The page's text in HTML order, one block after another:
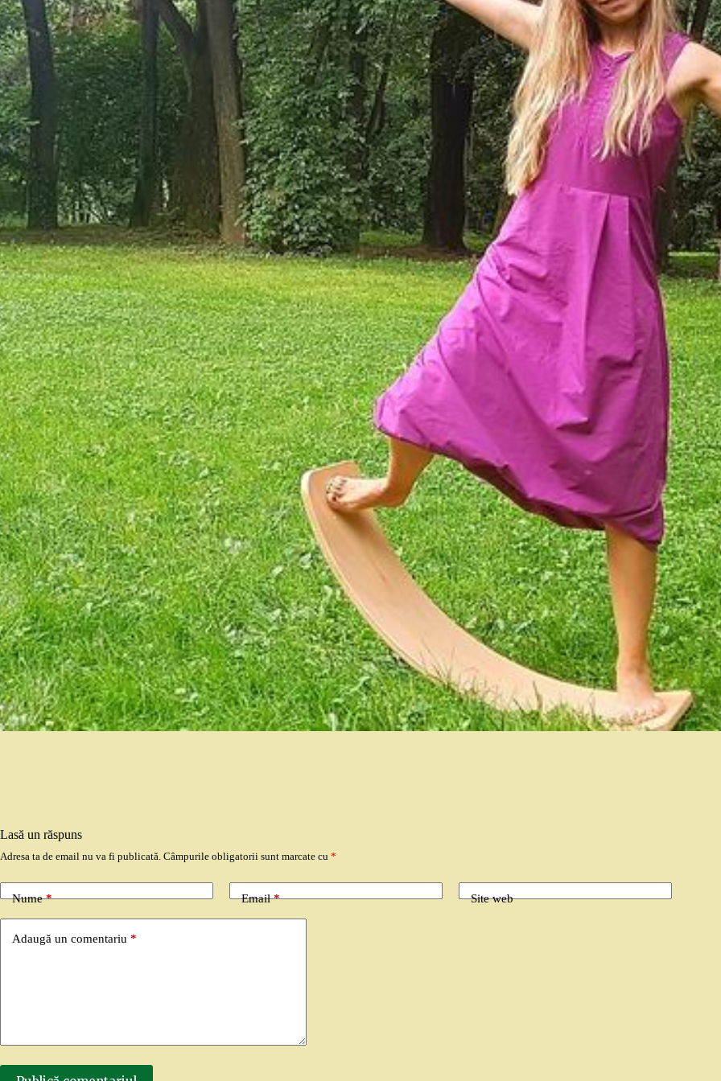
Lasă un răspuns
Adresa ta de email nu va fi publicată. Câmpurile obligatorii sunt marcate cu *
Nume* Email* Site web
Adaugă un comentariu *